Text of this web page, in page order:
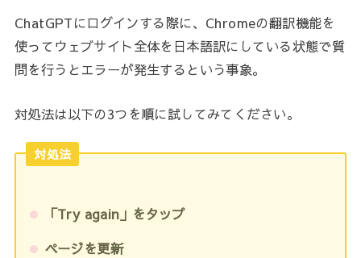
ChatGPTにログインする際に、Chromeの翻訳機能を
使ってウェブサイト全体を日本語訳にしている状態で質
問を行うとエラーが発生するという事象。
対処法は以下の3つを順に試してみてください。
対処法
「Try again」をタップ
ページを更新